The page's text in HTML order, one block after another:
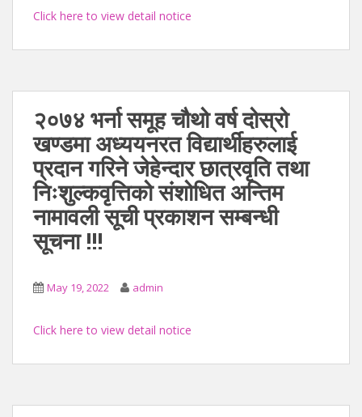
Click here to view detail notice
२०७४ भर्ना समूह चौथो वर्ष दोस्रो
खण्डमा अध्ययनरत विद्यार्थीहरुलाई
प्रदान गरिने जेहेन्दार छात्रवृति तथा
निःशुल्कवृत्तिको संशोधित अन्तिम
नामावली सूची प्रकाशन सम्बन्धी
सूचना !!!
May 19, 2022 admin
Click here to view detail notice